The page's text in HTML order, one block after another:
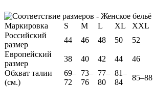
Маркировка S M L XL XXL
Российский
размер
44 46 48 50 52
Европейский
размер
38 40 42 44 46
Обхват талии
(см.)
69–
72
73–
76
77–
80
81–
84
85–88